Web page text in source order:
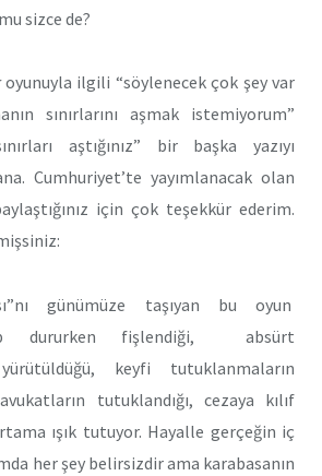
sizce de?
oyunuyla ilgili “söylenecek çok şey var
sınırlarını aşmak istemiyorum”
aştığınız” bir başka yazıyı
Cumhuriyet’te yayımlanacak olan
için çok teşekkür ederim.
günümüze taşıyan bu oyun
dururken fişlendiği, absürt
keyfi tutuklanmaların
tutuklandığı, cezaya kılıf
ışık tutuyor. Hayalle gerçeğin iç
her şey belirsizdir ama karabasanın